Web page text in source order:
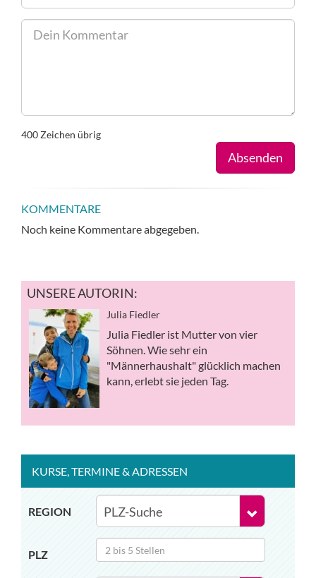
400Zeichen übrig
Absenden
KOMMENTARE
Noch keine Kommentare abgegeben.
UNSERE AUTORIN:
Julia Fiedler
Julia Fiedler ist Mutter von vier
Söhnen. Wie sehr ein
"Männerhaushalt" glücklich machen
kann, erlebt sie jeden Tag.
KURSE, TERMINE& ADRESSEN
REGION
PLZ